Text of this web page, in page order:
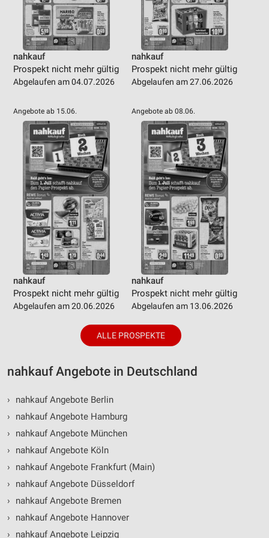
nahkauf
Prospekt nicht mehr gültig
Abgelaufen am 04.07.2026
nahkauf
Prospekt nicht mehr gültig
Abgelaufen am 27.06.2026
Angebote ab 15.06.
nahkauf
Prospekt nicht mehr gültig
Abgelaufen am 20.06.2026
Angebote ab 08.06.
nahkauf
Prospekt nicht mehr gültig
Abgelaufen am 13.06.2026
ALLE PROSPEKTE
nahkauf Angebote in Deutschland
›
nahkauf Angebote Berlin
›
nahkauf Angebote Hamburg
›
nahkauf Angebote München
›
nahkauf Angebote Köln
›
nahkauf Angebote Frankfurt (Main)
›
nahkauf Angebote Düsseldorf
›
nahkauf Angebote Bremen
›
nahkauf Angebote Hannover
›
nahkauf Angebote Leipzig